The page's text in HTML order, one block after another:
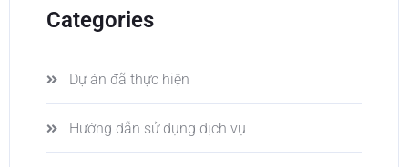
Categories
Dự án đã thực hiện
Hướng dẫn sử dụng dịch vụ